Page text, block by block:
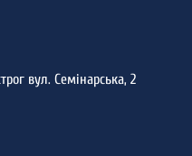
вул. Семінарська, 2